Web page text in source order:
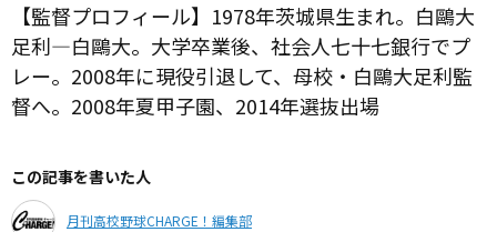
【監督プロフィール】1978年茨城県生まれ。白鷗大
足利—白鷗大。大学卒業後、社会人七十七銀行でプ
レー。2008年に現役引退して、母校・白鷗大足利監
督へ。2008年夏甲子園、2014年選抜出場
この記事を書いた人
月刊高校野球CHARGE！編集部